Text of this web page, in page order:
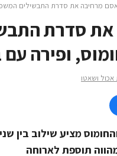
מרחיבה את סדרת התבשילים
סדרת
ופירה
ושאטו
מציע שילוב בין
תוספת לארוחה